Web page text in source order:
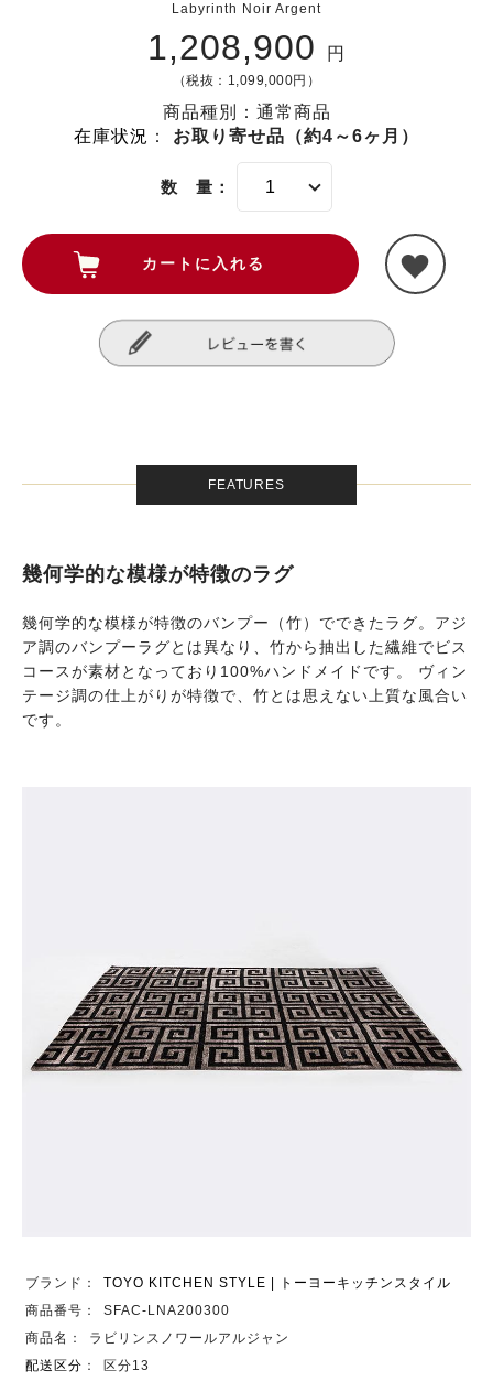
Labyrinth Noir Argent
1,208,900 円
（税抜：1,099,000円）
商品種別：通常商品
在庫状況 ： お取り寄せ品（約4～6ヶ月）
数 量：
FEATURES
幾何学的な模様が特徴のラグ
幾何学的な模様が特徴のバンプー（竹）でできたラグ。アジ
ア調のバンプーラグとは異なり、竹から抽出した繊維でビス
コースが素材となっており100%ハンドメイドです。 ヴィン
テージ調の仕上がりが特徴で、竹とは思えない上質な風合い
です。
ブランド：
TOYO KITCHEN STYLE | トーヨーキッチンスタイル
商品番号：
SFAC-LNA200300
商品名：
ラビリンスノワールアルジャン
配送区分 ： 区分13